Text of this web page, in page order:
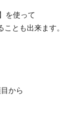
を使って
とも出来ます。
から